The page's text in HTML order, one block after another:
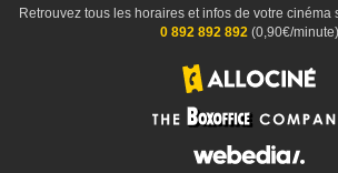
Retrouvez tous les horaires et infos de votre cinéma
0 892 892 892 (0,90€/minute)